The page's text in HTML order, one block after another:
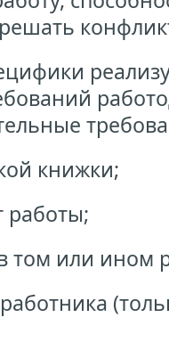
книжки;
работы;
том или ином